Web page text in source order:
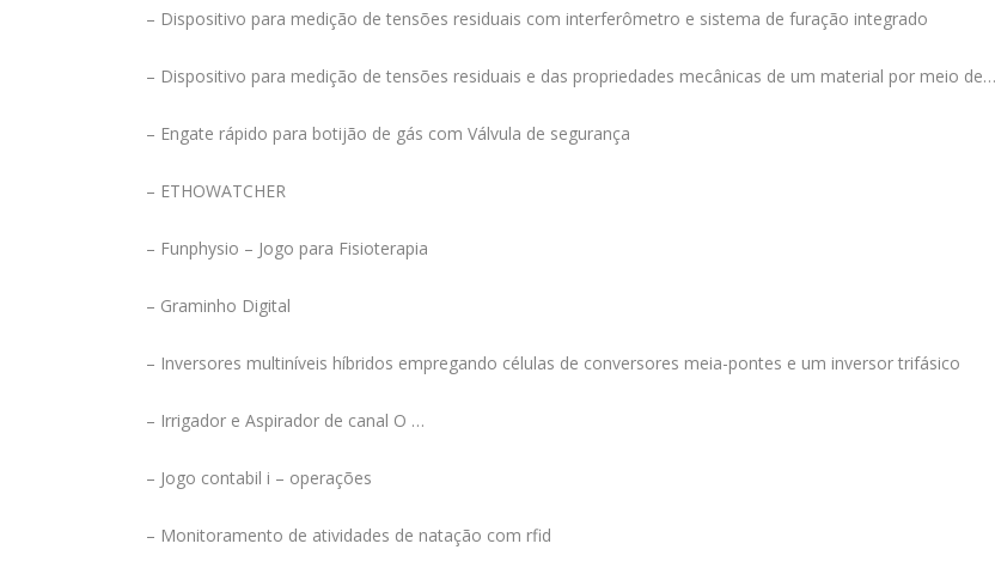
– Dispositivo para medição de tensões residuais com interferômetro e sistema de furação integrado
– Dispositivo para medição de tensões residuais e das propriedades mecânicas de um material por meio de…
– Engate rápido para botijão de gás com Válvula de segurança
– ETHOWATCHER
– Funphysio – Jogo para Fisioterapia
– Graminho Digital
– Inversores multiníveis híbridos empregando células de conversores meia-pontes e um inversor trifásico
– Irrigador e Aspirador de canal O …
– Jogo contabil i – operações
– Monitoramento de atividades de natação com rfid